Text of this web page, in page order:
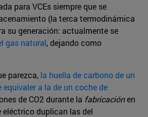
para VCEs siempre que se
(la terca termodinámica
su generación: actualmente se
gas natural, dejando como
parezca, la huella de carbono de un
equivaler a la de un coche de
de CO2 durante la fabricaciónen
eléctrico duplican las del